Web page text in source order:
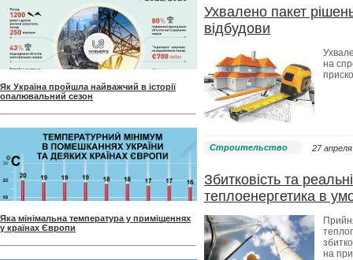
Як Україна пройшла найважчий в історії
опалювальний сезон
Яка мінімальна температура у приміщеннях
у країнах Європи
Ухвалено пакет
відбудови
на
Строительство 27
Збитковість та
теплоенергетика в
на